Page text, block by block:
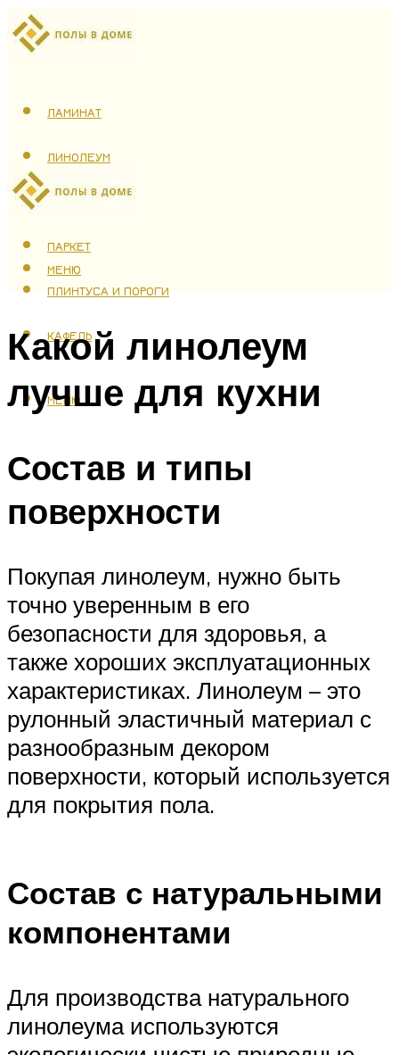
ЛАМИНАТ
ЛИНОЛЕУМ
ТЕПЛЫЙ ПОЛ
ПАРКЕТ
ПЛИНТУСА И ПОРОГИ
КАФЕЛЬ
МЕНЮ
МЕНЮ
Какой линолеум
лучше для кухни
Состав и типы
поверхности
Покупая линолеум, нужно быть
точно уверенным в его
безопасности для здоровья, а
также хороших эксплуатационных
характеристиках. Линолеум – это
рулонный эластичный материал с
разнообразным декором
поверхности, который используется
для покрытия пола.
Состав с натуральными
компонентами
Для производства натурального
линолеума используются